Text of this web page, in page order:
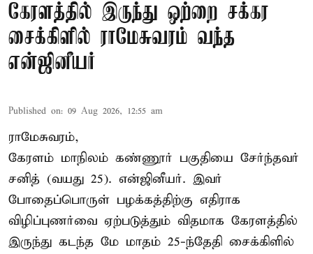
கேரளத்தில் இருந்து ஒற்றை சக்கர
சைக்கிளில் ராமேசுவரம் வந்த
என்ஜினீயர்
Published on: 09 Aug 2026, 12:55 am
ராமேசுவரம்,
கேரளம் மாநிலம் கண்ணூர் பகுதியை சேர்ந்தவர்
சனித் (வயது 25). என்ஜினீயர். இவர்
போதைப்பொருள் பழக்கத்திற்கு எதிராக
விழிப்புணர்வை ஏற்படுத்தும் விதமாக கேரளத்தில்
இருந்து கடந்த மே மாதம் 25-ந்தேதி சைக்கிளில்